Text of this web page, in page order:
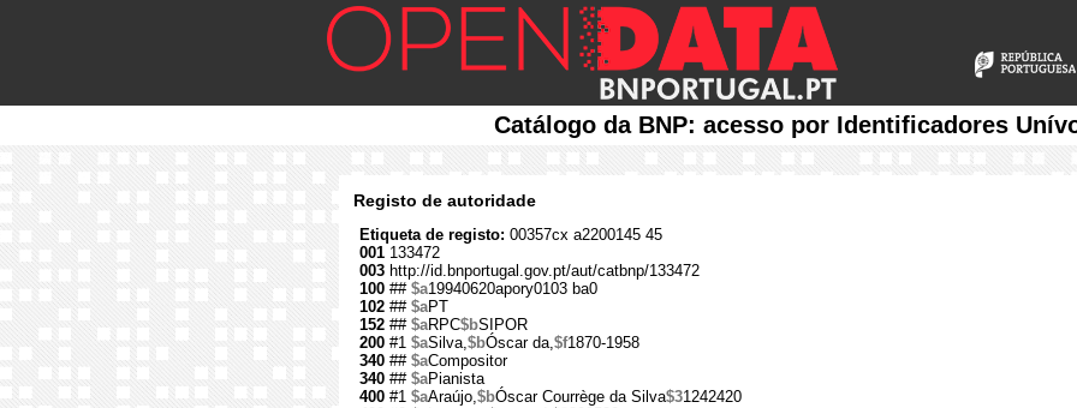
Catálogo da BNP: acesso por Identificadores
Registo de autoridade
Etiqueta de registo: 00357cx a2200145 45
001 133472
003 http://id.bnportugal.gov.pt/aut/catbnp/133472
100 ## $a19940620apory0103 ba0
102 ## $aPT
152 ## $aRPC$bSIPOR
200 #1 $aSilva,$bÓscar da,$f1870-1958
340 ## $aCompositor
340 ## $aPianista
400 #1 $aAraújo,$bÓscar Courrège da Silva$31242420